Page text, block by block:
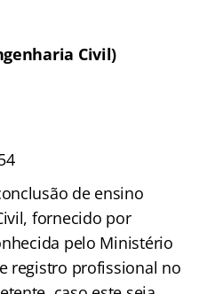
Civil)
de ensino
fornecido por
pelo Ministério
registro profissional no